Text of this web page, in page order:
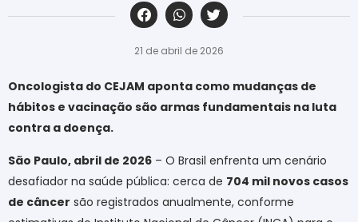
‎ ‎ ‎ ‎ ‎ ‎ ‎ ‎ ‎ ‎ ‎ ‎ ‎ ‎ ‎ ‎ ‎ ‎ ‎ ‎ ‎ ‎ ‎ ‎ ‎ ‎ ‎ ‎ ‎ ‎ ‎
21 de abril de 2026
Oncologista do CEJAM aponta como mudanças de
hábitos e vacinação são armas fundamentais na luta
contra a doença.
São Paulo, abril de 2026 – O Brasil enfrenta um cenário
desafiador na saúde pública: cerca de 704 mil novos casos
de câncer são registrados anualmente, conforme